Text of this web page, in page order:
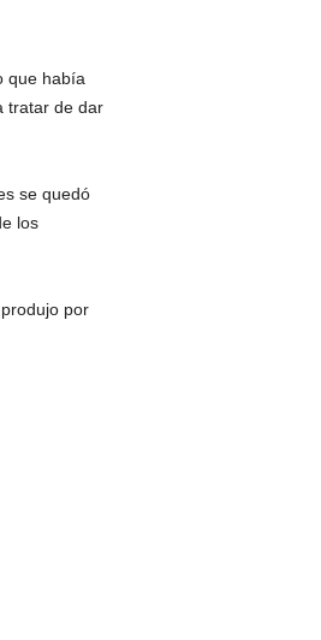
que había
tratar de dar
se quedó
los
por